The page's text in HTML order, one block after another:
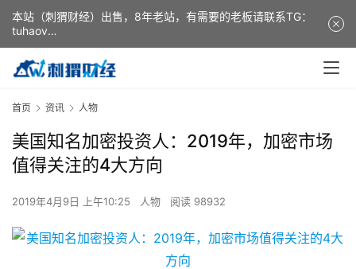
首页 资讯 人物
美国知名加密投资人：2019年，加密市场
值得关注的4大方向
2019年4月9日 上午10:25 人物 阅读 98932
本站（刺猬财经）出售，8年老站，有需要的老板请联系TG：
tuhaov
This website (ciweicaijing) is for sale. It is a 8-year-old
website. If you need it, please contact TG: tuhaov